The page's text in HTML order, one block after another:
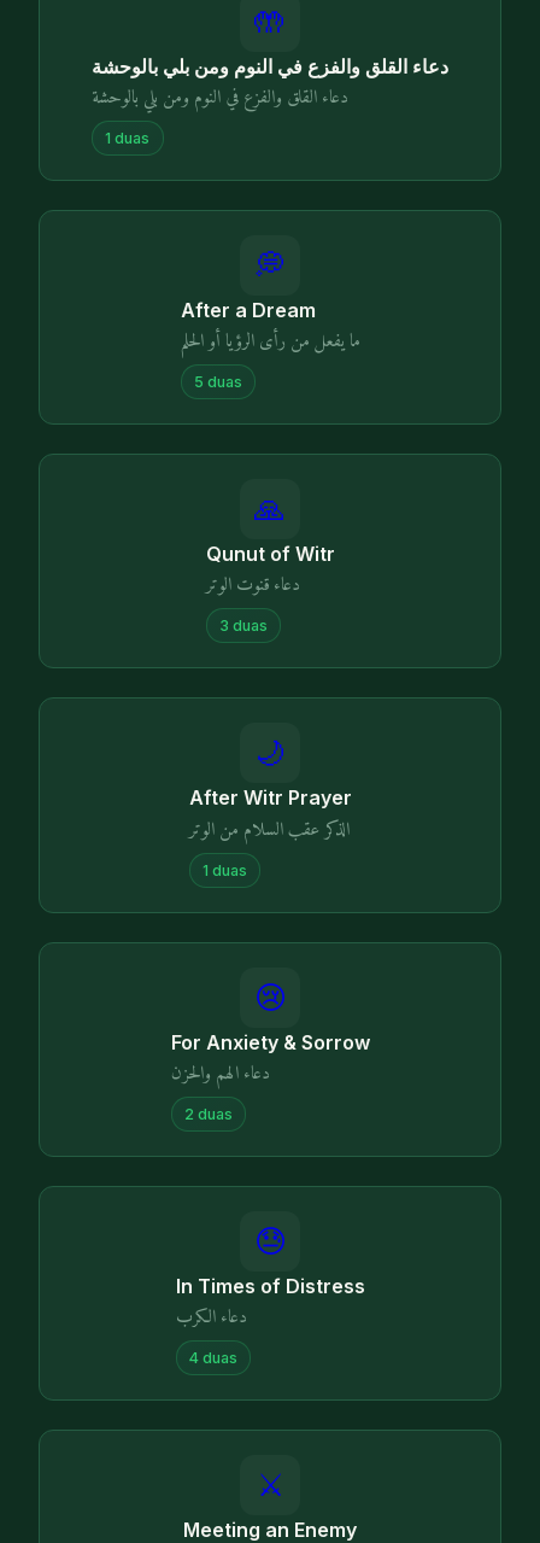
🤲
دعاء القلق والفزع في النوم ومن بلي بالوحشة
دعاء القلق والفزع في النوم ومن بلي بالوحشة
1 duas
💭
After a Dream
ما يفعل من رأى الرؤيا أو الحلم
5 duas
🙏
Qunut of Witr
دعاء قنوت الوتر
3 duas
🌙
After Witr Prayer
الذكر عقب السلام من الوتر
1 duas
😢
For Anxiety & Sorrow
دعاء الهم والحزن
2 duas
😓
In Times of Distress
دعاء الكرب
4duas
⚔️
Meeting an Enemy